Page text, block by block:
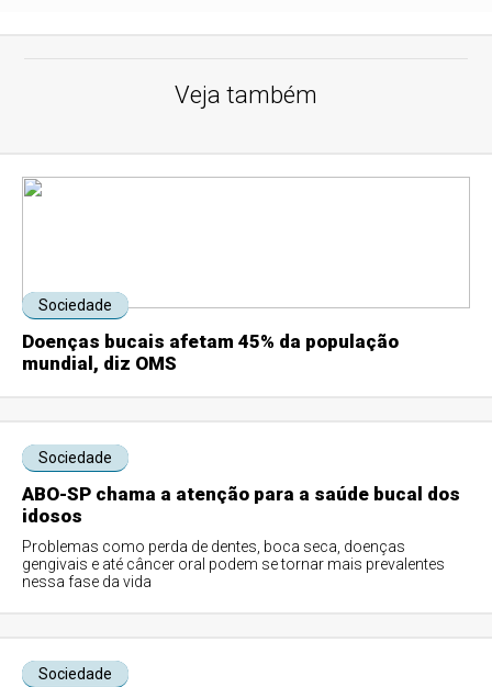
Veja também
Sociedade
Doenças bucais afetam 45% da população
mundial, diz OMS
Sociedade
ABO-SP chama a atenção para a saúde bucal dos
idosos
Problemas como perda de dentes, boca seca, doenças
gengivais e até câncer oral podem se tornar mais prevalentes
nessa fase da vida
Sociedade